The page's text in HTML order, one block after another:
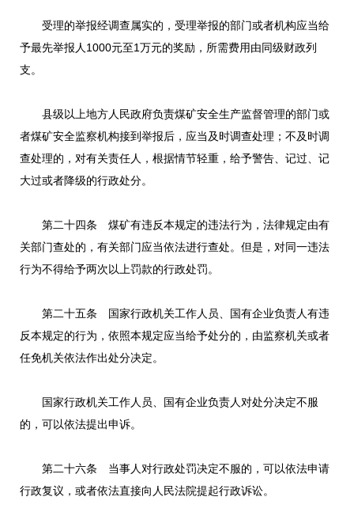
受理的举报经调查属实的，受理举报的部门或者机构应当给
予最先举报人1000元至1万元的奖励，所需费用由同级财政列
支。
县级以上地方人民政府负责煤矿安全生产监督管理的部门或
者煤矿安全监察机构接到举报后，应当及时调查处理；不及时调
查处理的，对有关责任人，根据情节轻重，给予警告、记过、记
大过或者降级的行政处分。
第二十四条 煤矿有违反本规定的违法行为，法律规定由有
关部门查处的，有关部门应当依法进行查处。但是，对同一违法
行为不得给予两次以上罚款的行政处罚。
第二十五条 国家行政机关工作人员、国有企业负责人有违
反本规定的行为，依照本规定应当给予处分的，由监察机关或者
任免机关依法作出处分决定。
国家行政机关工作人员、国有企业负责人对处分决定不服
的，可以依法提出申诉。
第二十六条 当事人对行政处罚决定不服的，可以依法申请
行政复议，或者依法直接向人民法院提起行政诉讼。